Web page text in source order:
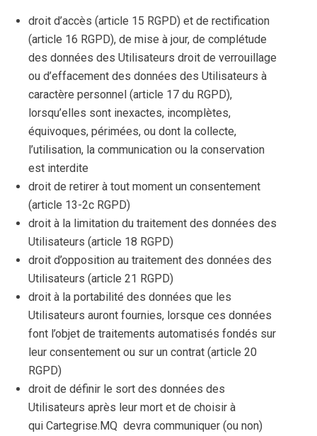
droit d’accès (article 15 RGPD) et de rectification
(article 16 RGPD), de mise à jour, de complétude
des données des Utilisateurs droit de verrouillage
ou d’effacement des données des Utilisateurs à
caractère personnel (article 17 du RGPD),
lorsqu’elles sont inexactes, incomplètes,
équivoques, périmées, ou dont la collecte,
l’utilisation, la communication ou la conservation
est interdite
droit de retirer à tout moment un consentement
(article 13-2c RGPD)
droit à la limitation du traitement des données des
Utilisateurs (article 18 RGPD)
droit d’opposition au traitement des données des
Utilisateurs (article 21 RGPD)
droit à la portabilité des données que les
Utilisateurs auront fournies, lorsque ces données
font l’objet de traitements automatisés fondés sur
leur consentement ou sur un contrat (article 20
RGPD)
droit de définir le sort des données des
Utilisateurs après leur mort et de choisir à
qui Cartegrise.MQ devra communiquer (ou non)